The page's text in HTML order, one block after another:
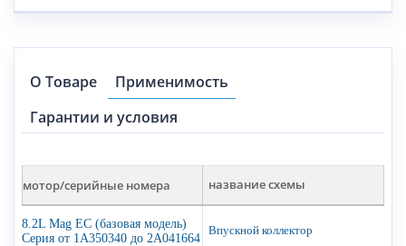
О Товаре
Применимость
Гарантии и условия
мотор/серийные номера название схемы
8.2L Mag EC (базовая модель)
Серия от 1A350340 до 2A041664
Впускной коллектор